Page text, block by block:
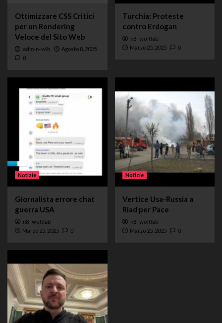
Ottimizzare CSS Critici
per un Rendering
Veloce del Sito Web
admin-wlb Agosto 8, 2025
0
Turchia: Proteste
contro Erdogan
n8-woltlab
Marzo 25, 2025 0
Notizie
Giornalista errore chat
guerra USA
n8-woltlab
Marzo 25, 2025 0
Notizie
Vertice Usa-Russia a
Riad per Pace
n8-woltlab
Marzo 25, 2025 0